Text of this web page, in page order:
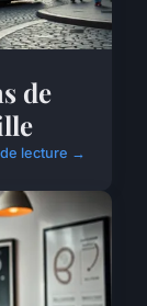
de
lecture →